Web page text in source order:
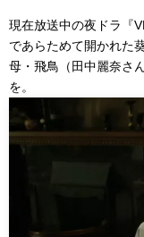
現在放送中の夜ドラ『
であらためて開かれた
母・飛鳥（田中麗奈さ
を。